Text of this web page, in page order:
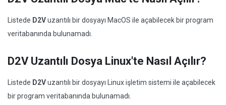
Listede D2Vuzantılı bir dosyayı MacOS ile açabilecek bir program
veritabanında bulunamadı.
D2V Uzantılı Dosya Linux'te Nasıl Açılır?
Listede D2Vuzantılı bir dosyayı Linux işletim sistemi ile açabilecek
bir program veritabanında bulunamadı.